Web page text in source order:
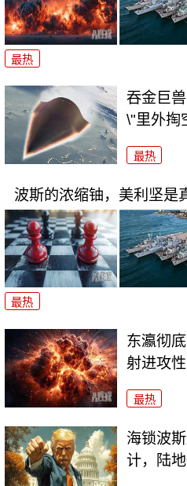
最热
吞金巨
\"里外掏
最热
波斯的浓缩铀，美利坚是
最热
东瀛彻
射进攻性
最热
海锁波
计，陆